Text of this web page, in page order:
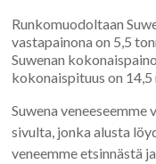
Runkomuodoltaan
vastapainona on 5,5
Suwenan
kokonaispituus on
Suwena
sivulta, jonka alusta
veneemme etsinnästä